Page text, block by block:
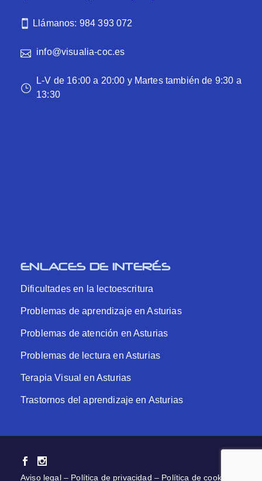
Llámanos: 984 393 072
info@visualia-coc.es
L-V de 16:00 a 20:00 y Martes también de 9:30 a
13:30
ENLACES DE INTERÉS
Dificultades en la lectoescritura
Problemas de aprendizaje en Asturias
Problemas de atención en Asturias
Problemas de lectura en Asturias
Terapia Visual en Asturias
Trastornos del aprendizaje en Asturias
Aviso legal– Política de privacidad – Política de cookies